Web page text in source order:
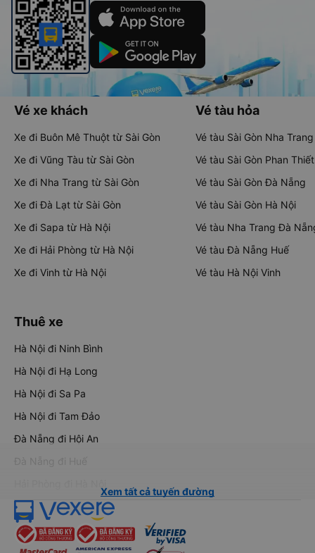
Vé xe khách
Xe đi Buôn Mê Thuột từ Sài Gòn
Xe đi Vũng Tàu từ Sài Gòn
Xe đi Nha Trang từ Sài Gòn
Xe đi Đà Lạt từ Sài Gòn
Xe đi Sapa từ Hà Nội
Xe đi Hải Phòng từ Hà Nội
Xe đi Vinh từ Hà Nội
Vé tàu hỏa
Vé tàu Sài Gòn Nha Trang
Vé tàu Sài Gòn Phan Thiết
Vé tàu Sài Gòn Đà Nẵng
Vé tàu Sài Gòn Hà Nội
Vé tàu Nha Trang Đà
Vé tàu Đà Nẵng Huế
Vé tàu Hà Nội Vinh
Thuê xe
Hà Nội đi Ninh Bình
Hà Nội đi Hạ Long
Hà Nội đi Sa Pa
Hà Nội đi Tam Đảo
Đà Nẵng đi Hội An
Đà Nẵng đi Huế
Xem tất cả tuyến đường